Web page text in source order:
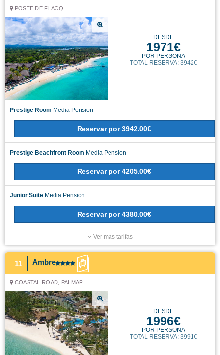
POSTE DE FLACQ
DESDE
1971€
POR PERSONA
TOTAL RESERVA: 3942€
Prestige Room Media Pension
Reservar por 3942.00€
Prestige Beachfront Room Media Pension
Reservar por 4205.00€
Junior Suite Media Pension
Reservar por 4380.00€
Ver más tarifas
11 Ambre
COASTAL ROAD, PALMAR
DESDE
1996€
POR PERSONA
TOTAL RESERVA: 3991€